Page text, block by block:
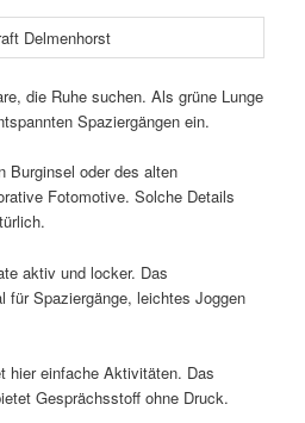
die Ruhe suchen. Als grüne Lunge
Spaziergängen ein.
Burginsel oder des alten
Fotomotive. Solche Details
aktiv und locker. Das
für Spaziergänge, leichtes Joggen
hier einfache Aktivitäten. Das
Gesprächsstoff ohne Druck.